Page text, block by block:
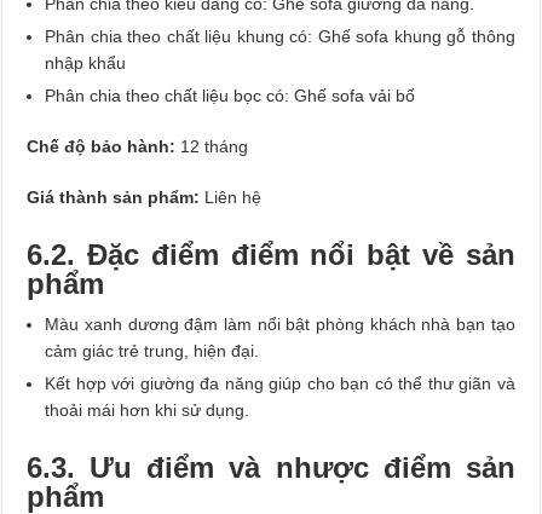
Phân chia theo chất liệu khung có: Ghế sofa khung gỗ thông
nhập khẩu
Phân chia theo chất liệu bọc có: Ghế sofa vải bố
Chế độ bảo hành: 12 tháng
Giá thành sản phẩm: Liên hệ
6.2. Đặc điểm điểm nổi bật về sản
phẩm
Màu xanh dương đậm làm nổi bật phòng khách nhà bạn tạo
cảm giác trẻ trung, hiện đại.
Kết hợp với giường đa năng giúp cho bạn có thể thư giãn và
thoải mái hơn khi sử dụng.
6.3. Ưu điểm và nhược điểm sản
phẩm